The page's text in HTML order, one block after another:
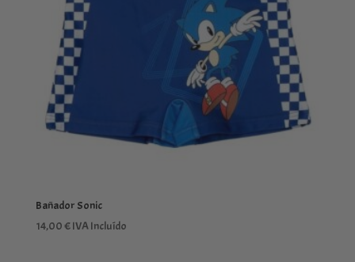
Bañador Sonic
14,00€IVA Incluído